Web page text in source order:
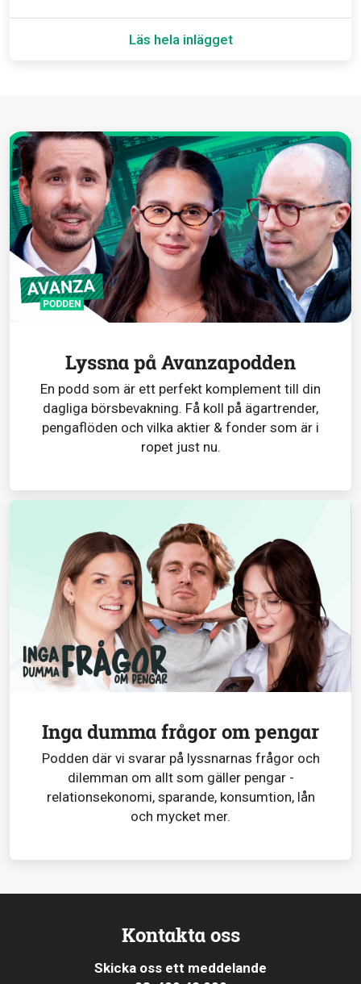
Läs hela inlägget
Lyssna på Avanzapodden
En podd som är ett perfekt komplement till din
dagliga börsbevakning. Få koll på ägartrender,
pengaflöden och vilka aktier & fonder som är i
ropet just nu.
Inga dumma frågor om pengar
Podden där vi svarar på lyssnarnas frågor och
dilemman om allt som gäller pengar -
relationsekonomi, sparande, konsumtion, lån
och mycket mer.
Kontakta oss
Skicka oss ett meddelande